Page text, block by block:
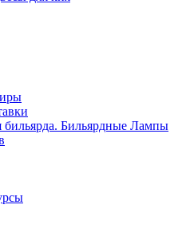
бильярда. Бильярдные Лампы